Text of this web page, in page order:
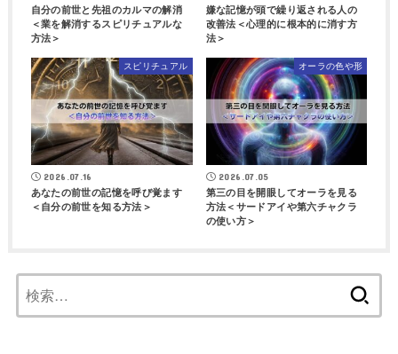
自分の前世と先祖のカルマの解消
＜業を解消するスピリチュアルな
方法＞
嫌な記憶が頭で繰り返される人の
改善法＜心理的に根本的に消す方
法＞
スピリチュアル
2026.07.16
あなたの前世の記憶を呼び覚ます
＜自分の前世を知る方法＞
オーラの色や形
2026.07.05
第三の目を開眼してオーラを見る
方法＜サードアイや第六チャクラ
の使い方＞